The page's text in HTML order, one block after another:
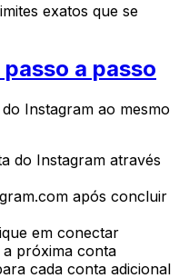
exatos que se
a passo
Instagram ao mesmo
do Instagram através
após concluir
em conectar
próxima conta
cada conta adicional